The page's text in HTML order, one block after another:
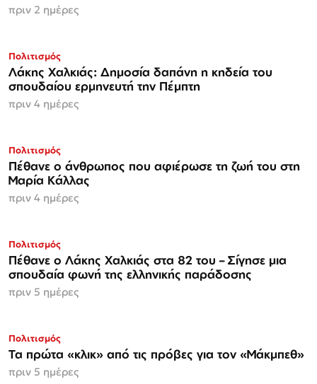
πριν 2 ημέρες
Πολιτισμός
Λάκης Χαλκιάς: Δημοσία δαπάνη η κηδεία του
σπουδαίου ερμηνευτή την Πέμπτη
πριν 4 ημέρες
Πολιτισμός
Πέθανε ο άνθρωπος που αφιέρωσε τη ζωή του στη
Μαρία Κάλλας
πριν 4 ημέρες
Πολιτισμός
Πέθανε ο Λάκης Χαλκιάς στα 82 του – Σίγησε μια
σπουδαία φωνή της ελληνικής παράδοσης
πριν 5 ημέρες
Πολιτισμός
Τα πρώτα «κλικ» από τις πρόβες για τον «Μάκμπεθ»
πριν 5 ημέρες